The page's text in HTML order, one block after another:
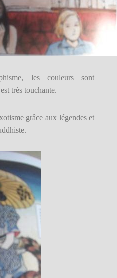
les couleurs sont
très touchante.
grâce aux légendes et